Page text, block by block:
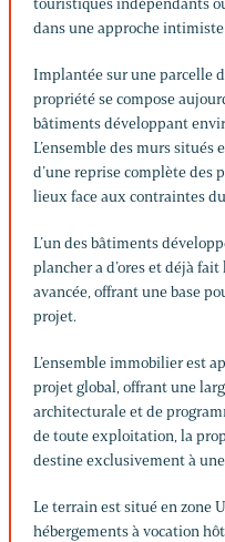
touristiques indépendants
dans une approche
Implantée sur une parcelle
propriété se compose
bâtiments développant
L’ensemble des murs
d’une reprise complète des
lieux face aux contraintes
L’un des bâtiments
plancher a d’ores et déjà
avancée, offrant une base
projet.
L’ensemble immobilier est
projet global, offrant une
architecturale et de
de toute exploitation, la
destine exclusivement à
Le terrain est situé en zone
hébergements à vocation